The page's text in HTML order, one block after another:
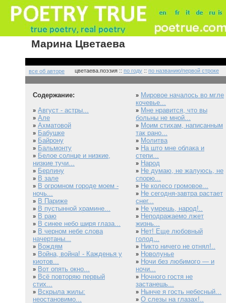
Марина Цветаева
все об авторе цветаева.поэзия :: по году :: по названию/первой строке
Содержание:
» Август - астры...
» Але
» Ахматовой
» Бабушке
» Байрону
» Бальмонту
» Белое солнце и низкие,
низкие тучи...
» Берлину
» В зале
» В огромном городе моем -
ночь...
» В Париже
» В пустынной храмине...
» В раю
» В синее небо ширя глаза...
» В черном небе слова
начертаны...
» Вождям
» Война, война! - Кажденья у
киотов...
» Вот опять окно...
» Всё повторяю первый
стих...
» Вскрыла жилы:
неостановимо...
» Мировое началось во мгле
кочевье...
» Мне нравится, что вы
больны не мной...
» Моим стихам, написанным
так рано...
» Молитва
» На што мне облака и
степи...
» Народ
» Не думаю, не жалуюсь, не
спорю...
» Не колесо громовое...
» Не сегодня-завтра растает
снег...
» Не умрешь, народ!..
» Неподражаемо лжет
жизнь...
» Нет! Еще любовный
голод...
» Никто ничего не отнял!..
» Новолунье
» Ночи без любимого — и
ночи...
» Ночного гостя не
застанешь...
» Нынче я гость небесный...
» О слезы на глазах!..